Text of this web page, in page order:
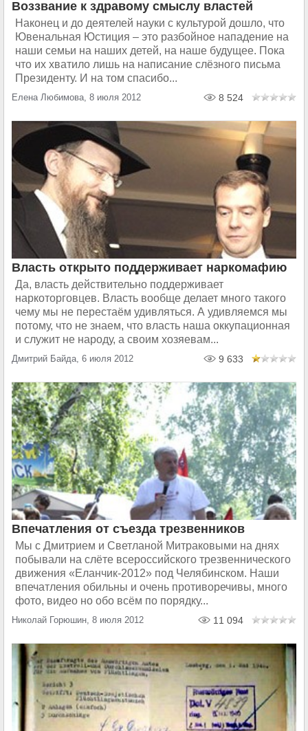
Воззвание к здравому смыслу властей
Наконец и до деятелей науки с культурой дошло, что
Ювенальная Юстиция – это разбойное нападение на
наши семьи на наших детей, на наше будущее. Пока
что их хватило лишь на написание слёзного письма
Президенту. И на том спасибо...
Елена Любимова, 8 июля 2012 8 524
Власть открыто поддерживает наркомафию
Да, власть действительно поддерживает
наркоторговцев. Власть вообще делает много такого
чему мы не перестаём удивляться. А удивляемся мы
потому, что не знаем, что власть наша оккупационная
и служит не народу, а своим хозяевам...
Дмитрий Байда, 6 июля 2012 9 633
Впечатления от съезда трезвенников
Мы с Дмитрием и Светланой Митраковыми на днях
побывали на слёте всероссийского трезвеннического
движения «Еланчик-2012» под Челябинском. Наши
впечатления обильны и очень противоречивы, много
фото, видео но обо всём по порядку...
Николай Горюшин, 8 июля 2012 11 094